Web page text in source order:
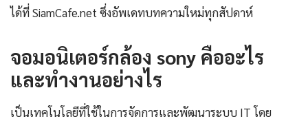
ได้ที่ SiamCafe.net ซึ่งอัพเดทบทความใหม่ทุกสัปดาห์
จอมอนิเตอร์กล้อง sony คืออะไร
และทำงานอย่างไร
เป็นเทคโนโลยีที่ใช้ในการจัดการและพัฒนาระบบ IT โดย